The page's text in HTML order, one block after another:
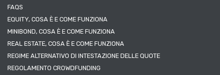
FAQS
EQUITY, COSA È E COME FUNZIONA
MINIBOND, COSA È E COME FUNZIONA
REAL ESTATE, COSA È E COME FUNZIONA
REGIME ALTERNATIVO DI INTESTAZIONE DELLE QUOTE
REGOLAMENTO CROWDFUNDING